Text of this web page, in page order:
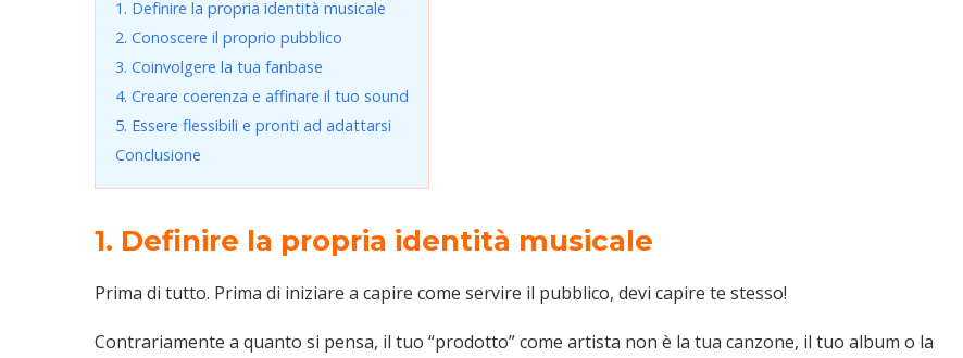
1. Definire la propria identità musicale
2. Conoscere il proprio pubblico
3. Coinvolgere la tua fanbase
4. Creare coerenza e affinare il tuo sound
5. Essere flessibili e pronti ad adattarsi
Conclusione
1. Definire la propria identità musicale
Prima di tutto. Prima di iniziare a capire come servire il pubblico, devi capire te stesso!
Contrariamente a quanto si pensa, il tuo “prodotto” come artista non è la tua canzone, il tuo album o la